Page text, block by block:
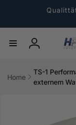
Einloggen
Home
TS-1
externem